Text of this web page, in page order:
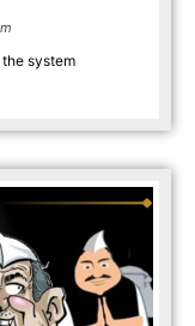
system